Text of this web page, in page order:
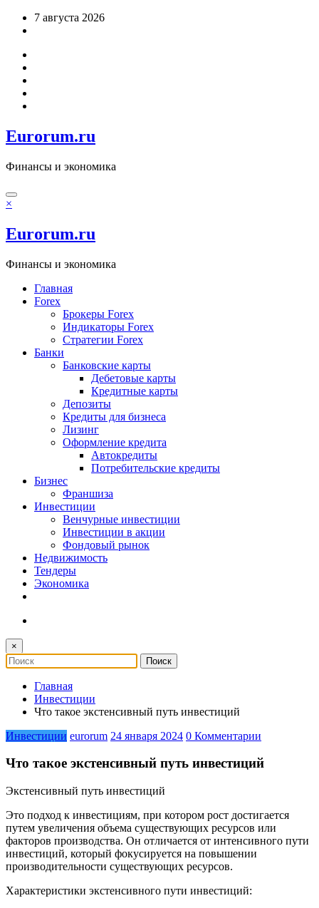
Перейти7 августа 2026
Eurorum.ru
Финансы и экономика
×
Eurorum.ru
Финансы и экономика
Главная
Forex
Брокеры Forex
Индикаторы Forex
Стратегии Forex
Банки
Банковские карты
Дебетовые карты
Кредитные карты
Депозиты
Кредиты для бизнеса
Лизинг
Оформление кредита
Автокредиты
Потребительские кредиты
Бизнес
Франшиза
Инвестиции
Венчурные инвестиции
Инвестиции в акции
Фондовый рынок
Недвижимость
Тендеры
Экономика
×
Главная
Инвестиции
Что такое экстенсивный путь инвестиций
Инвестиции eurorum 24 января 2024 0 Комментарии
Что такое экстенсивный путь инвестиций
Экстенсивный путь инвестиций
Это подход к инвестициям, при котором рост достигается
путем увеличения объема существующих ресурсов или
факторов производства. Он отличается от интенсивного пути
инвестиций, который фокусируется на повышении
производительности существующих ресурсов.
Характеристики экстенсивного пути инвестиций: